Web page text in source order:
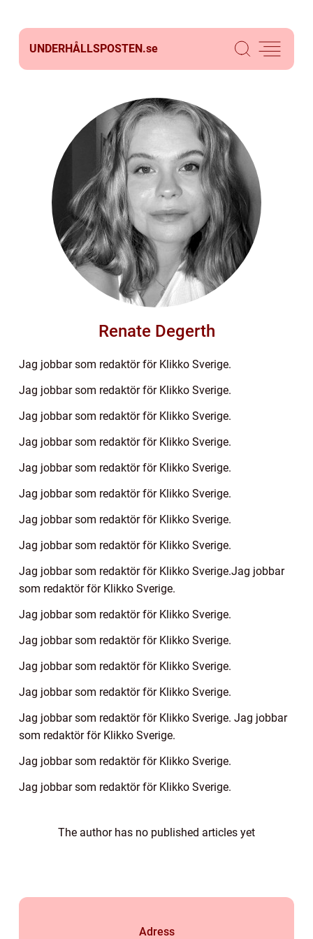
UNDERHÅLLSPOSTEN.se
Renate Degerth
Jag jobbar som redaktör för Klikko Sverige.
Jag jobbar som redaktör för Klikko Sverige.
Jag jobbar som redaktör för Klikko Sverige.
Jag jobbar som redaktör för Klikko Sverige.
Jag jobbar som redaktör för Klikko Sverige.
Jag jobbar som redaktör för Klikko Sverige.
Jag jobbar som redaktör för Klikko Sverige.
Jag jobbar som redaktör för Klikko Sverige.
Jag jobbar som redaktör för Klikko Sverige.Jag jobbar
som redaktör för Klikko Sverige.
Jag jobbar som redaktör för Klikko Sverige.
Jag jobbar som redaktör för Klikko Sverige.
Jag jobbar som redaktör för Klikko Sverige.
Jag jobbar som redaktör för Klikko Sverige.
Jag jobbar som redaktör för Klikko Sverige. Jag jobbar
som redaktör för Klikko Sverige.
Jag jobbar som redaktör för Klikko Sverige.
Jag jobbar som redaktör för Klikko Sverige.
The author has no published articles yet
Adress